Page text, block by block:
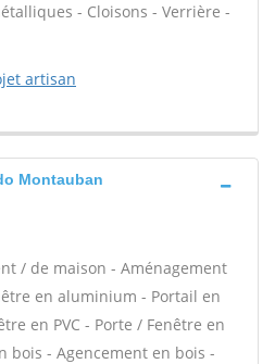
- Cloisons - Verrière -
artisan
Montauban
/ de maison - Aménagement
en aluminium - Portail en
en PVC - Porte / Fenêtre en
bois - Agencement en bois -